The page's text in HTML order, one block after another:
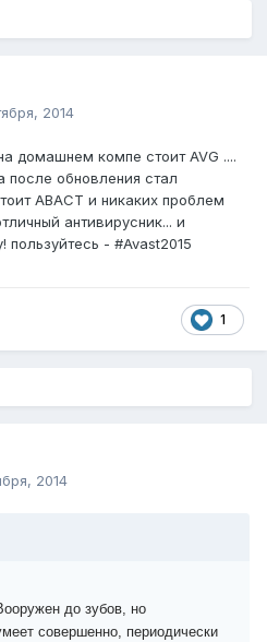
2014
домашнем компе стоит AVG ....
после обновления стал
АВАСТ и никаких проблем
антивирусник... и
- #Avast2015
1
2014
до зубов, но
совершенно, периодически